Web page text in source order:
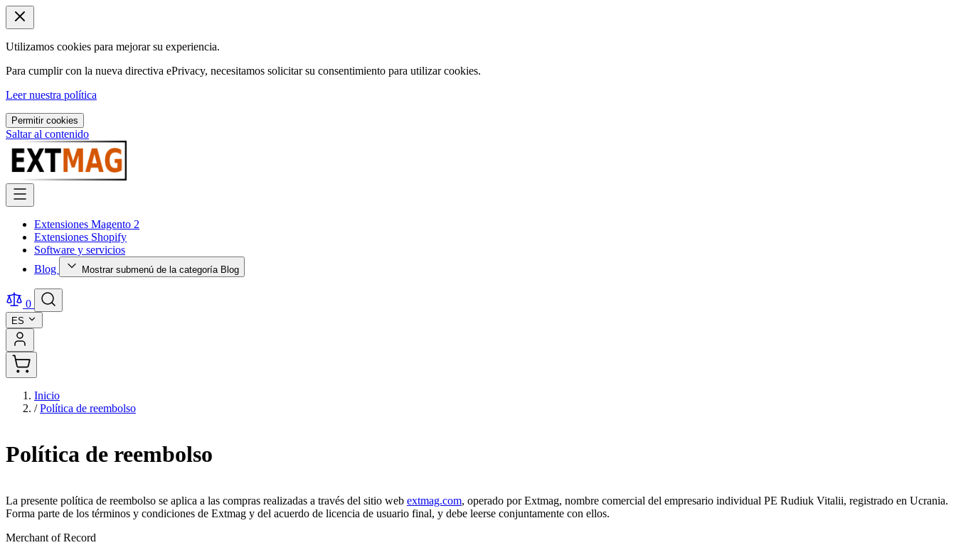
Utilizamos cookies para mejorar su experiencia.
Para cumplir con la nueva directiva ePrivacy, necesitamos solicitar su consentimiento para utilizar cookies.
Leer nuestra política
Permitir cookies
Saltar al contenido
Extensiones Magento 2
Extensiones Shopify
Software y servicios
Blog
Mostrar submenú de la categoría Blog
0
ES
Inicio
/ Política de reembolso
Política de reembolso
La presente política de reembolso se aplica a las compras realizadas a través del sitio web extmag.com, operado por Extmag, nombre comercial del empresario individual PE Rudiuk Vitalii, registrado en Ucrania.
Forma parte de los términos y condiciones de Extmag y del acuerdo de licencia de usuario final, y debe leerse conjuntamente con ellos.
Merchant of Record